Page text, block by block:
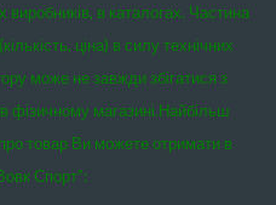
виробників, в каталогах. Частина
ціна) в силу технічних
може не завжди збігатися з
фізичному магазині.Найбільш
товар Ви можете отримати в
Спорт”: